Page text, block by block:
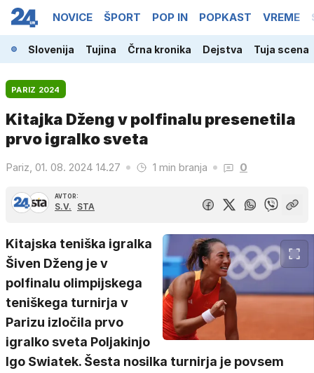
NOVICE ŠPORT POP IN POPKAST VREME
Slovenija Tujina Črna kronika Dejstva Tuja scena
PARIZ 2024
Kitajka Dženg v polfinalu presenetila
prvo igralko sveta
Pariz, 01. 08. 2024 14.27 1 min branja 0
AVTOR:
S.V. STA
Kitajska teniška igralka
Šiven Dženg je v
polfinalu olimpijskega
teniškega turnirja v
Parizu izločila prvo
igralko sveta Poljakinjo
Igo Swiatek. Šesta nosilka turnirja je povsem